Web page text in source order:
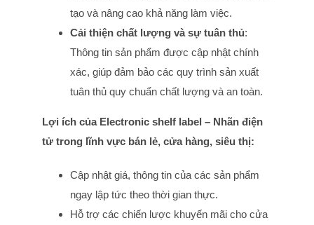
tạo và nâng cao khả năng làm việc.
Cải thiện chất lượng và sự tuân thủ:
Thông tin sản phẩm được cập nhật chính
xác, giúp đảm bảo các quy trình sản xuất
tuân thủ quy chuẩn chất lượng và an toàn.
Lợi ích của Electronic shelf label – Nhãn điện
tử trong lĩnh vực bán lẻ, cửa hàng, siêu thị:
Cập nhật giá, thông tin của các sản phẩm
ngay lập tức theo thời gian thực.
Hỗ trợ các chiến lược khuyến mãi cho cửa